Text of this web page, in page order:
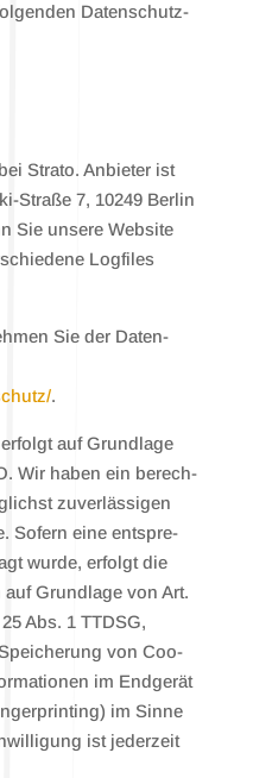
Daten­schutz­
Stra­to. Anbie­ter ist
Stra­ße 7, 10249 Ber­lin
Sie unse­re Web­site
Log­files
Sie der Daten­
.
auf Grund­la­ge
Wir haben ein berech­
zuver­läs­si­gen
Sofern eine ent­spre­
wur­de, erfolgt die
Grund­la­ge von Art.
Abs. 1 TTDSG,
von Coo­
im End­ge­rät
im Sin­ne
ist jeder­zeit